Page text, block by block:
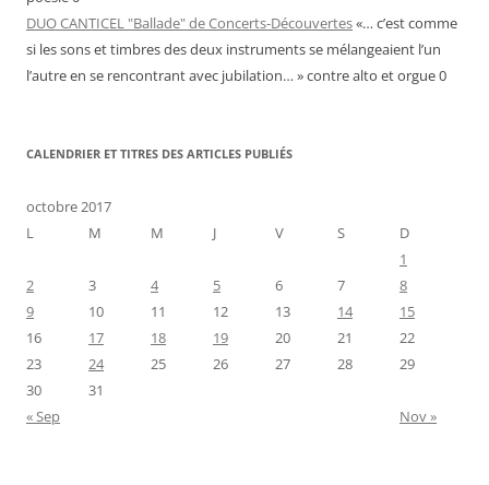
DUO CANTICEL "Ballade" de Concerts-Découvertes«… c’est comme
si les sons et timbres des deux instruments se mélangeaient l’un
l’autre en se rencontrant avec jubilation… » contre alto et orgue 0
CALENDRIER ET TITRES DES ARTICLES PUBLIÉS
octobre 2017
L
M M J V S
D
1
2
3 4 5 6 7
8
9
10 11 12 13 14
15
16
17 18 19 20 21
22
23
24 25 26 27 28
29
30
31
« Sep
Nov »